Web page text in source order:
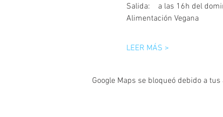
Salida:    a las 16h del
Alimentación Vegana
LEER MÁS >
Google Maps se bloqueó debido a